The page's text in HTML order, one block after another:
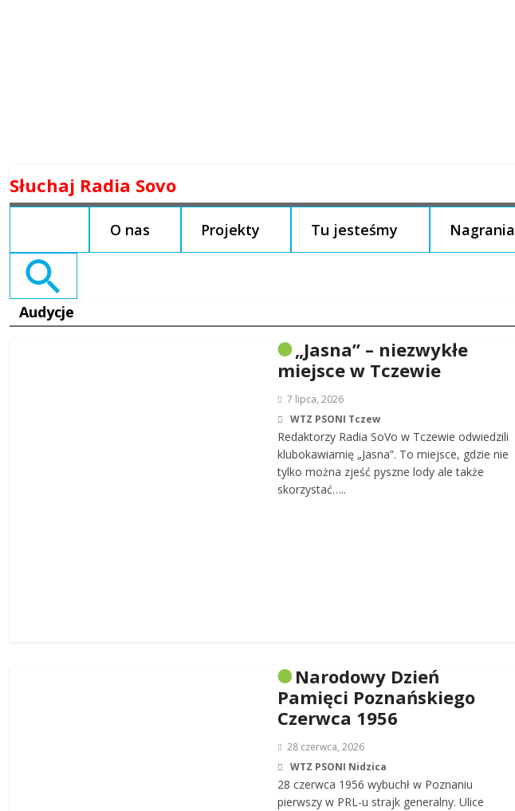
to
Słuchaj Radia Sovo
O nas Projekty Tu jesteśmy Nagrania
Search
Audycje
„Jasna” – niezwykłe
miejsce w Tczewie
7 lipca, 2026
WTZ PSONI Tczew
Redaktorzy Radia SoVo w Tczewie odwiedzili
klubokawiarnię „Jasna”. To miejsce, gdzie nie
tylko można zjeść pyszne lody ale także
skorzystać…..
Narodowy Dzień
Pamięci Poznańskiego
Czerwca 1956
28 czerwca, 2026
WTZ PSONI Nidzica
28 czerwca 1956 wybuchł w Poznaniu
pierwszy w PRL-u strajk generalny. Ulice